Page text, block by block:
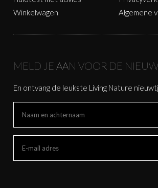
Winkelwagen
Algemene
MELD JE AAN VOOR DE
En ontvang de leukste Living Nature